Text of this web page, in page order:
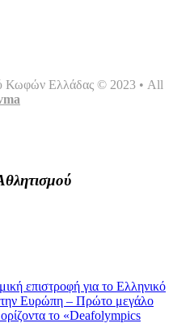
Κωφών Ελλάδας © 2023 • All
επιστροφή για το Ελληνικό
Ευρώπη – Πρώτο μεγάλο
το «Deafolympics